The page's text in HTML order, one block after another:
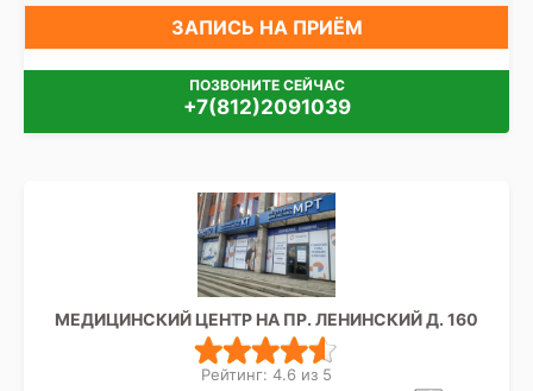
ЗАПИСЬ НА ПРИЁМ
ПОЗВОНИТЕ СЕЙЧАС
+7(812)2091039
МЕДИЦИНСКИЙ ЦЕНТР НА ПР. ЛЕНИНСКИЙ Д. 160
Рейтинг: 4.6 из 5